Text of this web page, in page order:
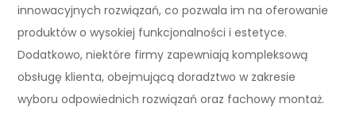
innowacyjnych rozwiązań, co pozwala im na oferowanie
produktów o wysokiej funkcjonalności i estetyce.
Dodatkowo, niektóre firmy zapewniają kompleksową
obsługę klienta, obejmującą doradztwo w zakresie
wyboru odpowiednich rozwiązań oraz fachowy montaż.